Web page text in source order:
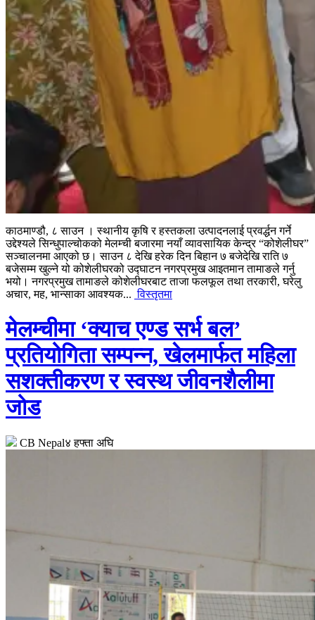
काठमाण्डौ, ८ साउन । स्थानीय कृषि र हस्तकला उत्पादनलाई प्रवर्द्धन गर्ने
उद्देश्यले सिन्धुपाल्चोकको मेलम्ची बजारमा नयाँ व्यावसायिक केन्द्र “कोशेलीघर”
सञ्चालनमा आएको छ। साउन ८ देखि हरेक दिन बिहान ७ बजेदेखि राति ७
बजेसम्म खुल्ने यो कोशेलीघरको उद्घाटन नगरप्रमुख आइतमान तामाङले गर्नु
भयो। नगरप्रमुख तामाङले कोशेलीघरबाट ताजा फलफूल तथा तरकारी, घरेलु
अचार, मह, भान्साका आवश्यक... विस्तृतमा
मेलम्चीमा ‘क्याच एण्ड सर्भ बल’
प्रतियोगिता सम्पन्न, खेलमार्फत महिला
सशक्तीकरण र स्वस्थ जीवनशैलीमा
जोड
CB Nepal४ हफ्ता अघि